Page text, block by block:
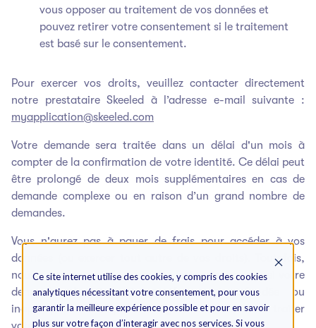
Ce site internet utilise des cookies, y compris des cookies
analytiques nécessitant votre consentement, pour vous
garantir la meilleure expérience possible et pour en savoir
plus sur votre façon d’interagir avec nos services. Si vous
vous opposer au traitement de vos données et
pouvez retirer votre consentement si le traitement
est basé sur le consentement.
Pour exercer vos droits, veuillez contacter directement
notre prestataire Skeeled à l’adresse e-mail suivante :
myapplication@skeeled.com
Votre demande sera traitée dans un délai d'un mois à
compter de la confirmation de votre identité. Ce délai peut
être prolongé de deux mois supplémentaires en cas de
demande complexe ou en raison d’un grand nombre de
demandes.
Vous n'aurez pas à payer de frais pour accéder à vos
données (ou exercer tout autre de vos droits). Toutefois,
nous pouvons vous facturer des frais raisonnables si votre
demande d'accès est manifestement infondée ou
inappropriée. Nous pouvons également refuser de traiter